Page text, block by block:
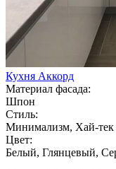
Кухня Аккорд
Материал фасада:
Шпон
Стиль:
Минимализм, Хай-тек
Цвет:
Белый, Глянцевый,